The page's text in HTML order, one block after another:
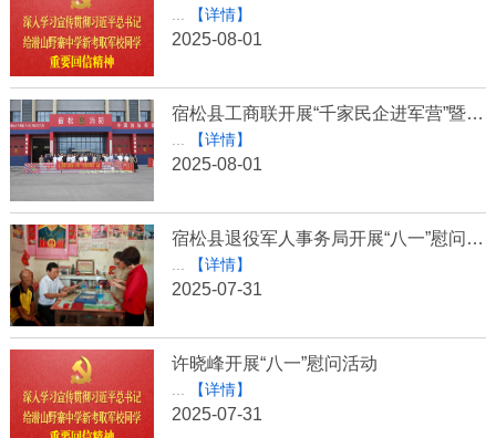
【详情】
2025-08-01
宿松县工商联开展“千家民企进军营”暨“八一”慰问活动
【详情】
2025-08-01
宿松县退役军人事务局开展“八一”慰问活动
【详情】
2025-07-31
许晓峰开展“八一”慰问活动
【详情】
2025-07-31